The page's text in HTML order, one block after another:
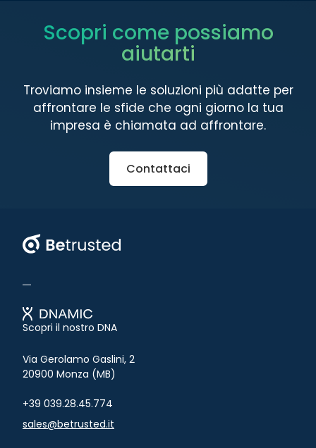
Scopri come possiamo
aiutarti
Troviamo insieme le soluzioni più adatte per
affrontare le sfide che ogni giorno la tua
impresa è chiamata ad affrontare.
Contattaci
Scopri il nostro DNA
Via Gerolamo Gaslini, 2
20900 Monza (MB)
+39 039.28.45.774
sales@betrusted.it